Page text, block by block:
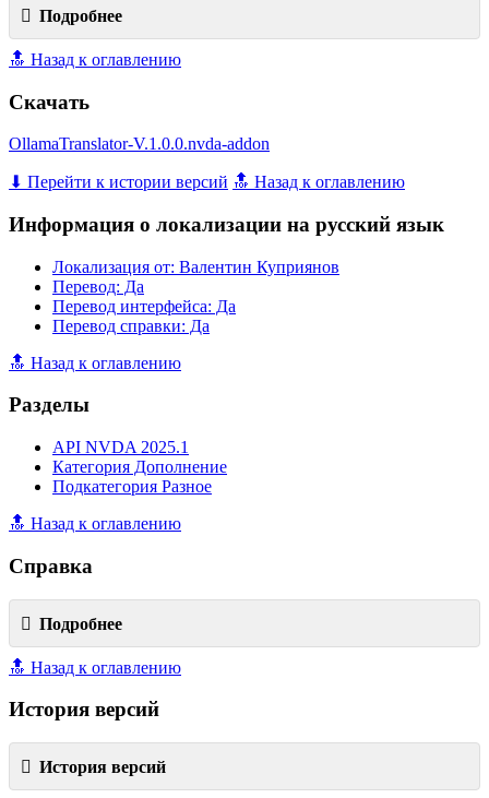
Подробнее
🔝 Назад к оглавлению
Скачать
OllamaTranslator-V.1.0.0.nvda-addon
⬇ Перейти к истории версий 🔝 Назад к оглавлению
Информация о локализации на русский язык
Локализация от: Валентин Куприянов
Перевод: Да
Перевод интерфейса: Да
Перевод справки: Да
🔝 Назад к оглавлению
Разделы
API NVDA 2025.1
Категория Дополнение
Подкатегория Разное
🔝 Назад к оглавлению
Справка
Подробнее
🔝 Назад к оглавлению
История версий
История версий